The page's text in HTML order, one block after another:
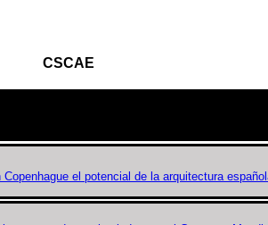
CSCAE
el potencial de la arquitectura